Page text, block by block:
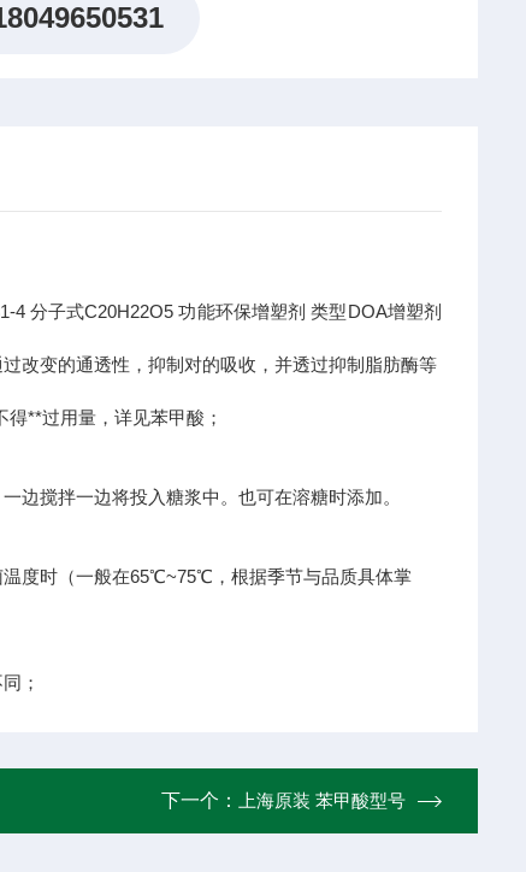
4 分子式C20H22O5 功能环保增塑剂 类型DOA增塑剂
改变的通透性，抑制对的吸收，并透过抑制脂肪酶等
**过用量，详见苯甲酸；
边搅拌一边将投入糖浆中。也可在溶糖时添加。
度时（一般在65℃~75℃，根据季节与品质具体掌
；
下一个： 上海原装 苯甲酸型号